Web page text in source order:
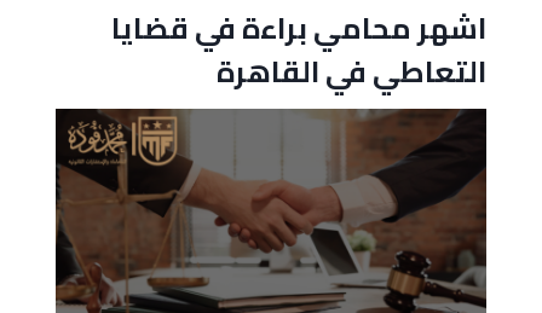
اشهر محامي براءة في قضايا
التعاطي في القاهرة